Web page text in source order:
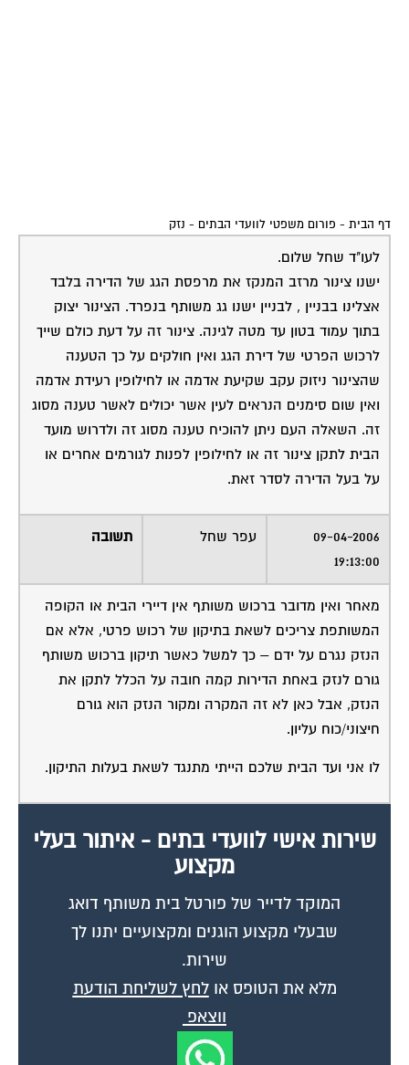
לעו"ד שחל שלום.
ישנו צינור מרזב המנקז את מרפסת הגג של הדירה בלבד
אצלינו בבניין , לבניין ישנו גג משותף בנפרד. הצינור יצוק
בתוך עמוד בטון עד מטה לגינה. צינור זה על דעת כולם שייך
לרכוש הפרטי של דירת הגג ואין חולקים על כך הטענה
שהצינור ניזוק עקב שקיעת אדמה או לחילופין רעידת אדמה
ואין שום סימנים הנראים לעין אשר יכולים לאשר טענה מסוג
זה. השאלה העם ניתן להוכיח טענה מסוג זה ולדרוש מועד
הבית לתקן צינור זה או לחילופין לפנות לגורמים אחרים או
על בעל הדירה לסדר זאת.
09-04-2006
19:13:00
עפר שחל תשובה
מאחר ואין מדובר ברכוש משותף אין דיירי הבית או הקופה
המשותפת צריכים לשאת בתיקון של רכוש פרטי, אלא אם
הנזק נגרם על ידם – כך למשל כאשר תיקון ברכוש משותף
גורם לנזק באחת הדירות קמה חובה על הכלל לתקן את
הנזק, אבל כאן לא זה המקרה ומקור הנזק הוא גורם
חיצוני/כוח עליון.
מקצוע
המוקד לדייר של פורטל בית משותף דואג
שבעלי מקצוע הוגנים ומקצועיים יתנו לך
שירות.
מלא את הטופס אולחץ לשליחת הודעת
ווצאפ